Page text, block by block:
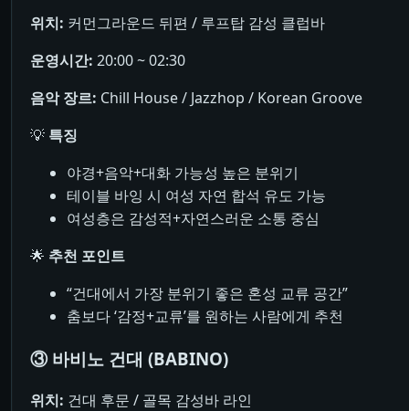
위치: 커먼그라운드 뒤편 / 루프탑 감성 클럽바
운영시간: 20:00 ~ 02:30
음악 장르: Chill House / Jazzhop / Korean Groove
💡 특징
야경+음악+대화 가능성 높은 분위기
테이블 바잉 시 여성 자연 합석 유도 가능
여성층은 감성적+자연스러운 소통 중심
🌟 추천 포인트
“건대에서 가장 분위기 좋은 혼성 교류 공간”
춤보다 ‘감정+교류’를 원하는 사람에게 추천
③ 바비노 건대 (BABINO)
위치: 건대 후문 / 골목 감성바 라인